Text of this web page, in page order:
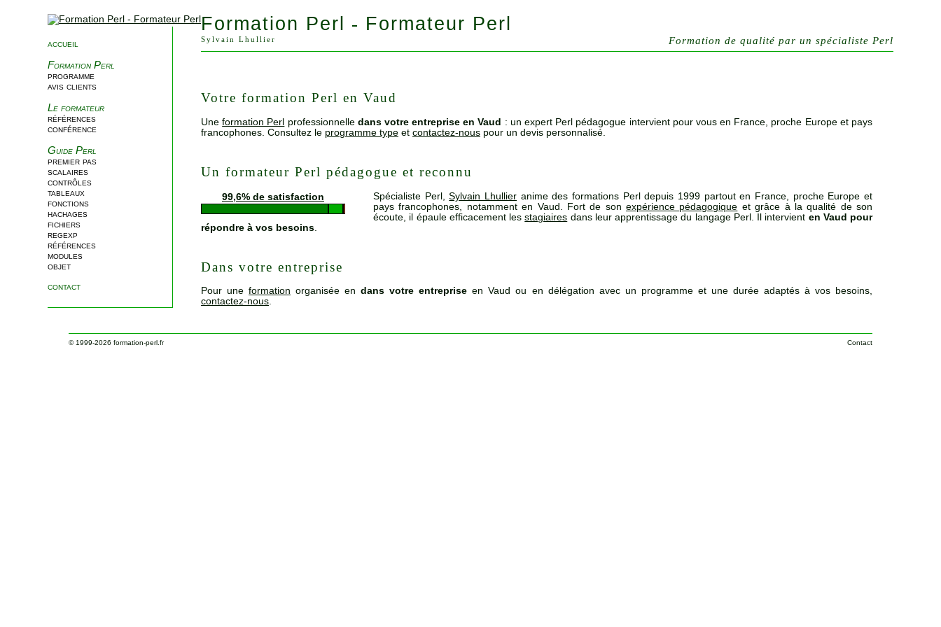
accueil
Formation Perl
programme
avis clients
Le formateur
références
conférence
Guide Perl
premier pas
scalaires
contrôles
tableaux
fonctions
hachages
fichiers
regexp
références
modules
objet
contact
Formation Perl - Formateur Perl
Formation de qualité par un spécialiste Perl
Sylvain Lhullier
Votre formation Perl en Vaud
Uneformation Perl professionnelle dans votre entreprise en Vaud : un expert Perl pédagogue intervient pour vous en France, proche Europe et pays
francophones. Consultez le programme type et contactez-nous pour un devis personnalisé.
Un formateur Perl pédagogue et reconnu
99,6% de satisfaction Spécialiste Perl,Sylvain Lhullier anime des formations Perl depuis 1999 partout en France, proche Europe et
pays francophones, notamment en Vaud. Fort de son expérience pédagogique et grâce à la qualité de son
écoute, il épaule efficacement lesstagiaires dans leur apprentissage du langage Perl. Il intervient en Vaud pour
répondre à vos besoins
Dans votre entreprise
Pour uneformation organisée endans votre entreprise en Vaud ou en délégation avec un programme et une durée adaptés à vos besoins,
contactez-nous.
Contact
© 1999-2026 formation-perl.fr